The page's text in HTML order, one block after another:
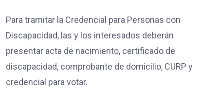
Para tramitar la Credencial para Personas con
Discapacidad, las y los interesados deberán
presentar acta de nacimiento, certificado de
discapacidad, comprobante de domicilio, CURP y
credencial para votar.